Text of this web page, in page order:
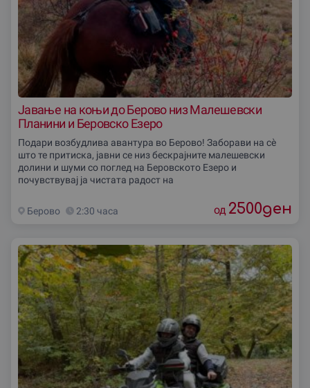
Јавање на коњи до Берово низ Малешевски
Планини и Беровско Езеро
Подари возбудлива авантура во Берово! Заборави на сè
што те притиска, јавни се низ бескрајните малешевски
долини и шуми со поглед на Беровското Езеро и
почувствувај ја чистата радост на
Берово 2:30 часа од 2500ден